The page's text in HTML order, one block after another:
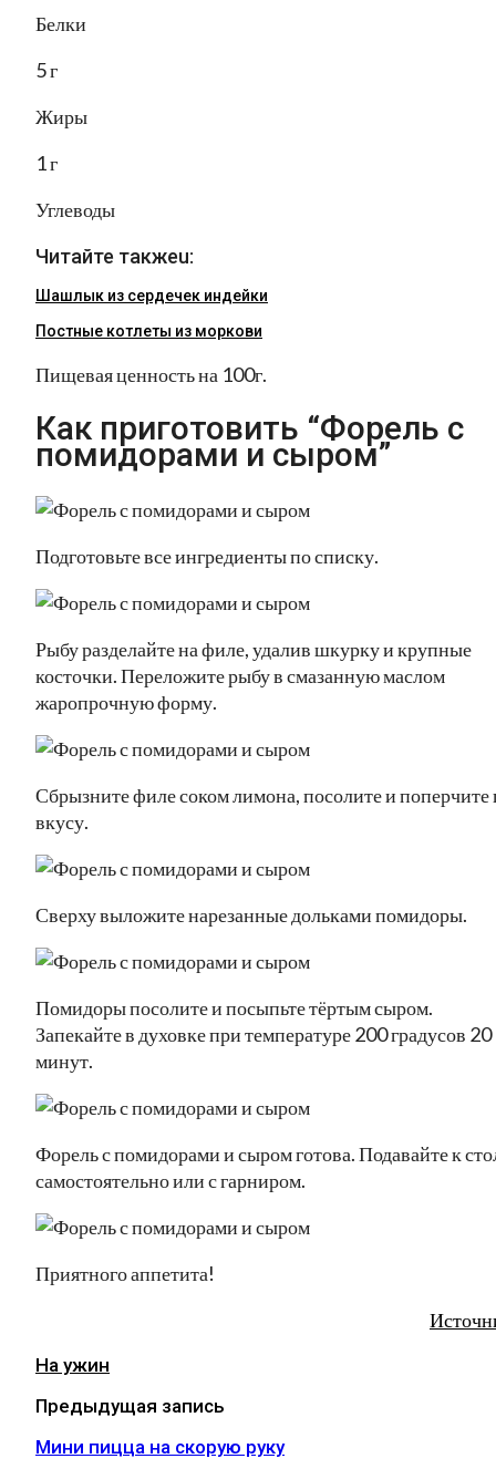
Белки
5 г
Жиры
1 г
Углеводы
Читайте такжеu:
Шашлык из сердечек индейки
Постные котлеты из моркови
Пищевая ценность на 100г.
Как приготовить “Форель с
помидорами и сыром”
Подготовьте все ингредиенты по списку.
Рыбу разделайте на филе, удалив шкурку и крупные
косточки. Переложите рыбу в смазанную маслом
жаропрочную форму.
Сбрызните филе соком лимона, посолите и поперчите
вкусу.
Сверху выложите нарезанные дольками помидоры.
Помидоры посолите и посыпьте тёртым сыром.
Запекайте в духовке при температуре 200 градусов 20
минут.
Форель с помидорами и сыром готова. Подавайте к
самостоятельно или с гарниром.
Приятного аппетита!
На ужин
Предыдущая запись
Мини пицца на скорую руку